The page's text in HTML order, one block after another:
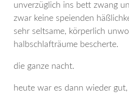
unverzüglich ins bett zwang
zwar keine speienden
sehr seltsame, körperlich
halbschlafträume bescherte.
die ganze nacht.
heute war es dann wieder